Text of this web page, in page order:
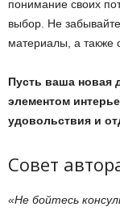
понимание своих
выбор. Не
материалы, а также
Пусть ваша новая
элементом
удовольствия и
Совет
«Не бойтесь